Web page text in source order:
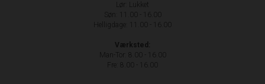
Lør: Lukket
Søn: 11.00 - 16.00
Helligdage: 11.00 - 16.00
Værksted:
Man-Tor: 8.00 - 16.00
Fre: 8.00 - 16.00